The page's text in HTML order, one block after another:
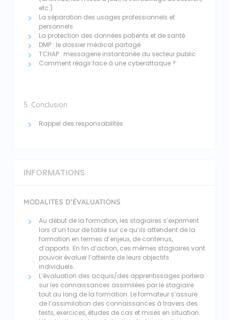
etc.)
La séparation des usages professionnels et
personnels
La protection des données patients et de santé
DMP : le dossier médical partagé
TCHAP : messagerie instantanée du secteur public
Comment réagir face à une cyberattaque ?
5. Conclusion
Rappel des responsabilités
INFORMATIONS
MODALITES D’ÉVALUATIONS
Au début de la formation, les stagiaires s’expriment
lors d’un tour de table sur ce qu’ils attendent de la
formation en termes d’enjeux, de contenus,
d’apports. En fin d’action, ces mêmes stagiaires vont
pouvoir évaluer l’atteinte de leurs objectifs
individuels.
L’évaluation des acquis/des apprentissages portera
sur les connaissances assimilées par le stagiaire
tout au long de la formation. Le formateur s’assure
de l’assimilation des connaissances à travers des
tests, exercices, études de cas et mises en situation.